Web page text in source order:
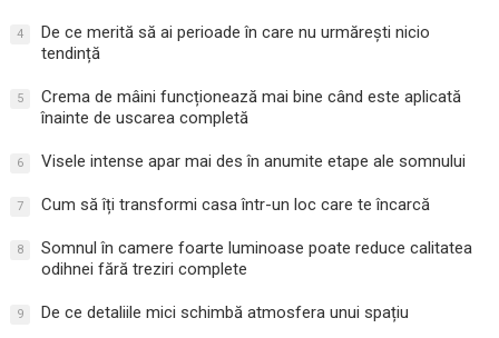
4
De ce merită să ai perioade în care nu urmărești nicio
tendință
5
Crema de mâini funcționează mai bine când este aplicată
înainte de uscarea completă
6 Visele intense apar mai des în anumite etape ale somnului
7 Cum să îți transformi casa într-un loc care te încarcă
8
Somnul în camere foarte luminoase poate reduce calitatea
odihnei fără treziri complete
9 De ce detaliile mici schimbă atmosfera unui spațiu